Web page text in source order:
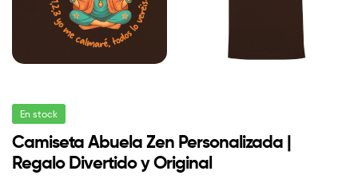
En stock
Camiseta Abuela Zen Personalizada |
Regalo Divertido y Original